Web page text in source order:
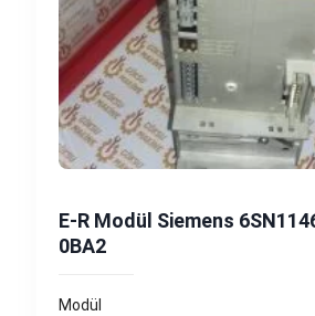
E-R Modül Siemens
0BA2
Modül